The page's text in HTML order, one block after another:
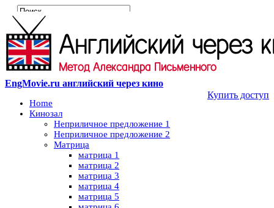
EngMovie.ru английский через кино
Купить доступ
Home
Кинозал
Неприличное предложение 1
Неприличное предложение 2
Матрица
матрица 1
матрица 2
матрица 3
матрица 4
матрица 5